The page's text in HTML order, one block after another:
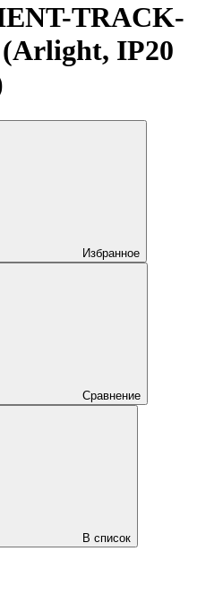
TRACK-
(Arlight, IP20
Избранное
Сравнение
В список